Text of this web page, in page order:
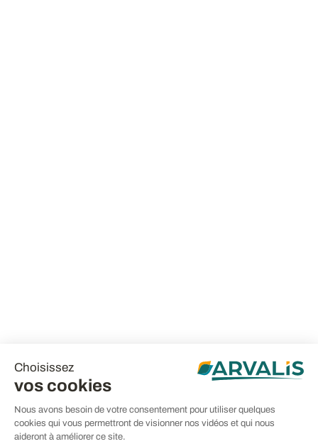
Choisissez
vos cookies
Nous avons besoin de votre consentement pour utiliser quelques
cookies qui vous permettront de visionner nos vidéos et qui nous
aideront à améliorer ce site.